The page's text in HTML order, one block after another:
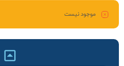
موجود نیست